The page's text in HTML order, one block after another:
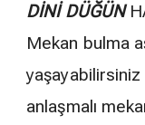
DİNİ DÜĞÜN
Mekan bulma
anlaşmalı